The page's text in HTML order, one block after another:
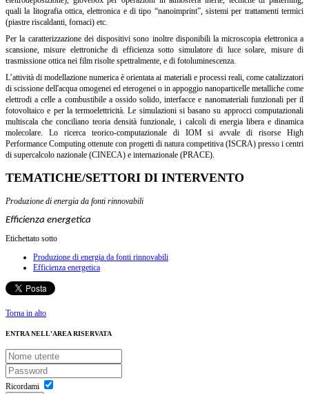
quali la litografia ottica, elettronica e di tipo “nanoimprint”, sistemi per trattamenti termici
(piastre riscaldanti, fornaci) etc.
Per la caratterizzazione dei dispositivi sono inoltre disponibili la microscopia elettronica a
scansione, misure elettroniche di efficienza sotto simulatore di luce solare, misure di
trasmissione ottica nei film risolte spettralmente, e di fotoluminescenza.
L’attività di modellazione numerica è orientata ai materiali e processi reali, come catalizzatori
di scissione dell'acqua omogenei ed eterogenei o in appoggio nanoparticelle metalliche come
elettrodi a celle a combustibile a ossido solido, interfacce e nanomateriali funzionali per il
fotovoltaico e per la termoelettricità. Le simulazioni si basano su approcci computazionali
multiscala che conciliano teoria densità funzionale, i calcoli di energia libera e dinamica
molecolare. Lo ricerca teorico-computazionale di IOM si avvale di risorse High
Performance Computing ottenute con progetti di natura competitiva (ISCRA) presso i centri
di supercalcolo nazionale (CINECA) e internazionale (PRACE).
TEMATICHE/SETTORI DI INTERVENTO
Produzione di energia da fonti rinnovabili
Efficienza energetica
Etichettato sotto
Produzione di energia da fonti rinnovabili
Efficienza energetica
Torna in alto
ENTRA NELL'AREA RISERVATA
Ricordami